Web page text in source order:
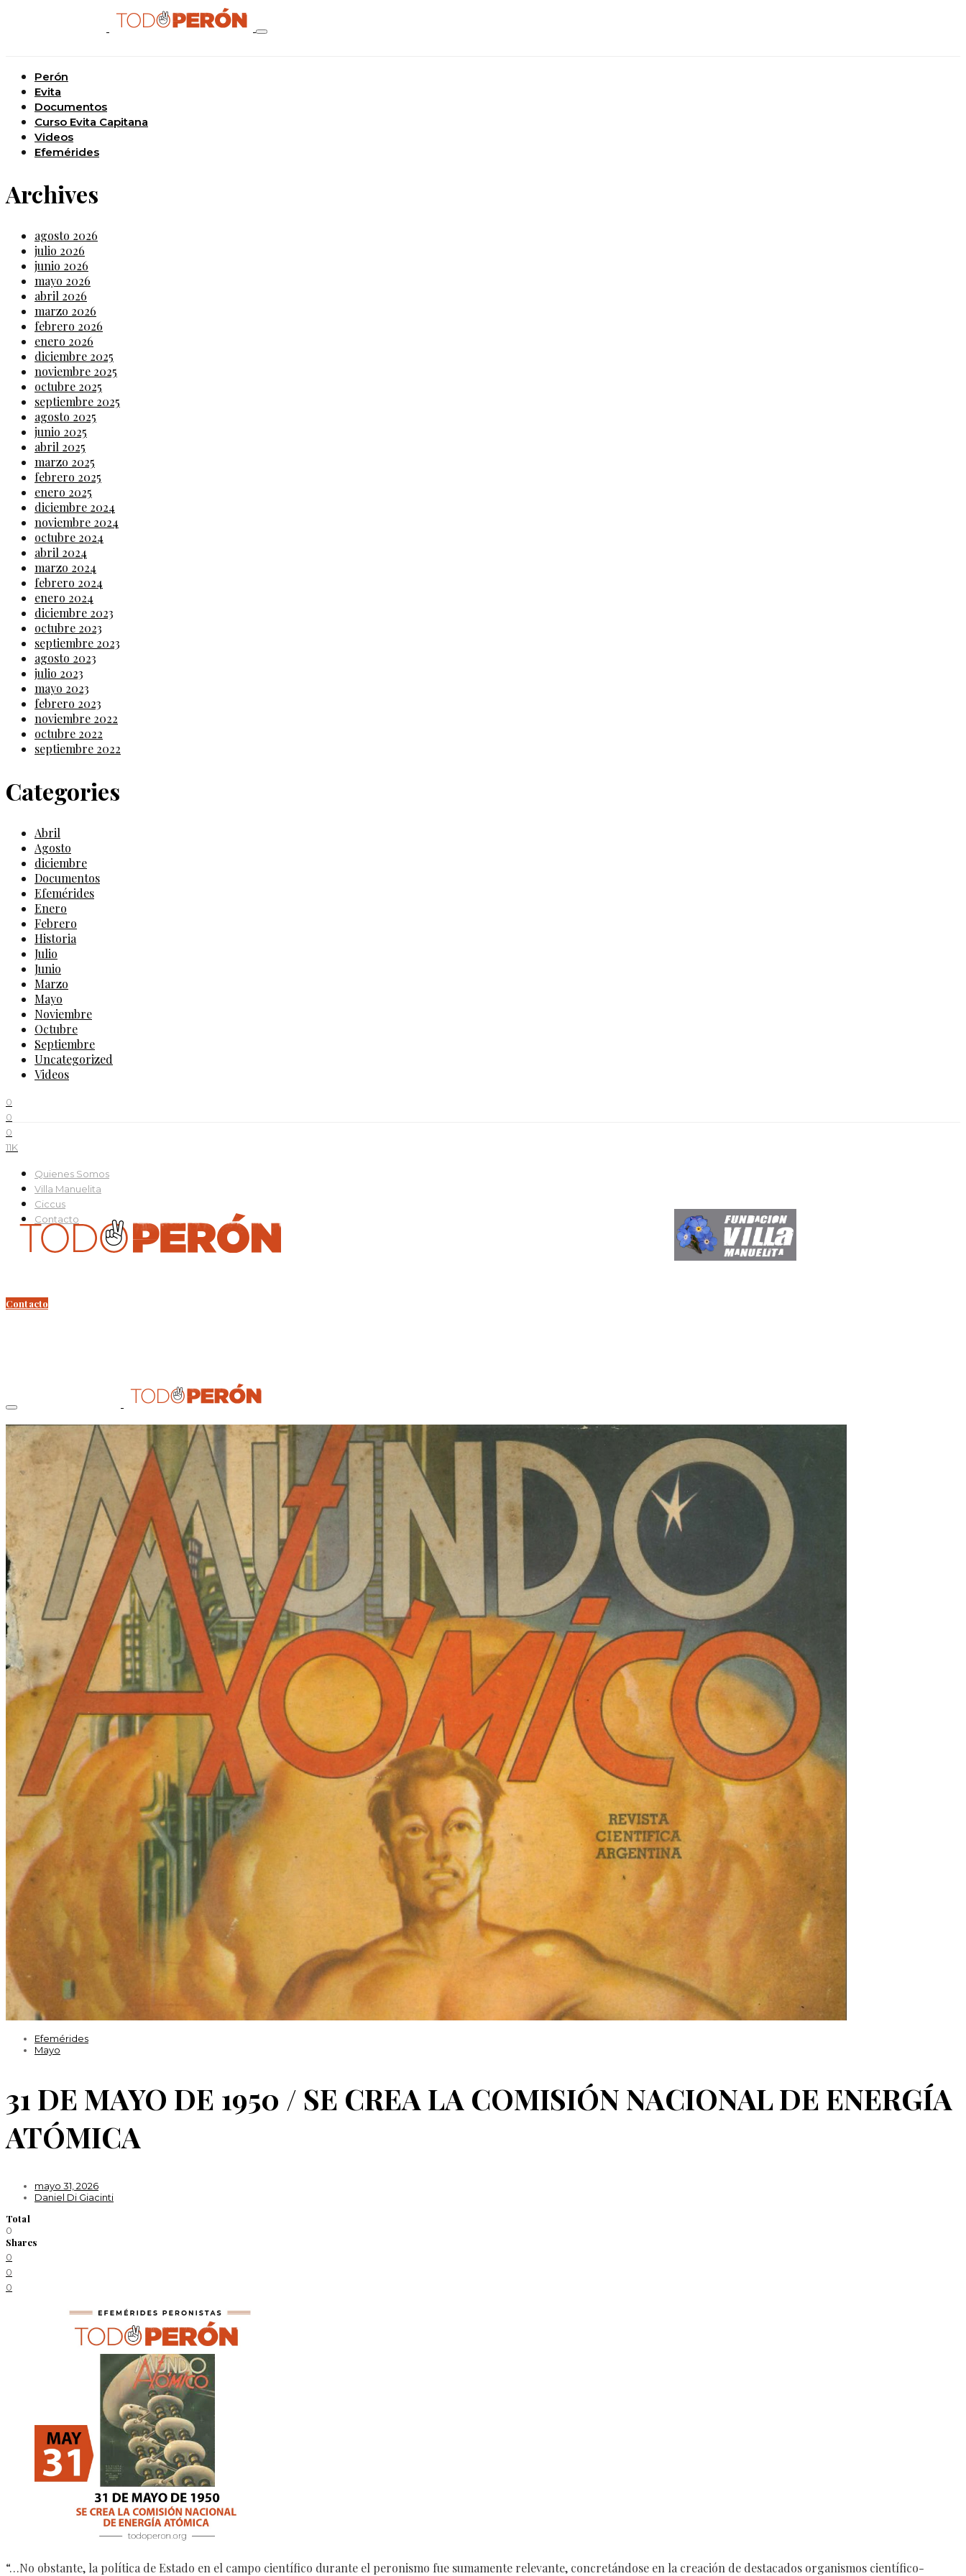
Perón
Evita
Documentos
Curso Evita Capitana
Videos
Efemérides
Archives
agosto 2026
julio 2026
junio 2026
mayo 2026
abril 2026
marzo 2026
febrero 2026
enero 2026
diciembre 2025
noviembre 2025
octubre 2025
septiembre 2025
agosto 2025
junio 2025
abril 2025
marzo 2025
febrero 2025
enero 2025
diciembre 2024
noviembre 2024
octubre 2024
abril 2024
marzo 2024
febrero 2024
enero 2024
diciembre 2023
octubre 2023
septiembre 2023
agosto 2023
julio 2023
mayo 2023
febrero 2023
noviembre 2022
octubre 2022
septiembre 2022
Categories
Abril
Agosto
diciembre
Documentos
Efemérides
Enero
Febrero
Historia
Julio
Junio
Marzo
Mayo
Noviembre
Octubre
Septiembre
Uncategorized
Videos
0
0
0
11K
Quienes Somos
Villa Manuelita
Ciccus
Contacto
Contacto
Perón
Evita
Documentos
Curso Evita Capitana
Videos
Efemérides
Efemérides
Mayo
31 DE MAYO DE 1950 / SE CREA LA COMISIÓN NACIONAL DE ENERGÍA
ATÓMICA
mayo 31, 2026
Daniel Di Giacinti
Total
0
Shares
0
0
0
“…No obstante, la política de Estado en el campo científico durante el peronismo fue sumamente relevante, concretándose en la creación de destacados organismos científico-